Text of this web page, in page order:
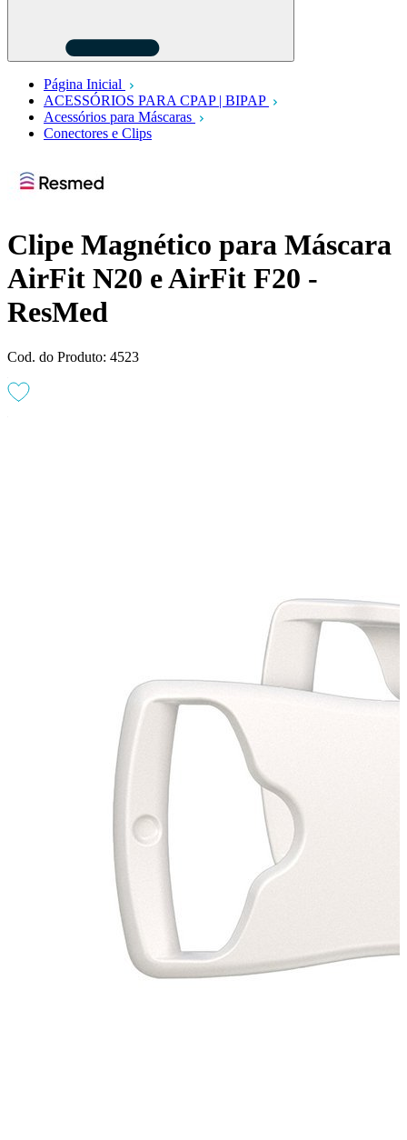
Página Inicial
ACESSÓRIOS PARA CPAP | BIPAP
Acessórios para Máscaras
Conectores e Clips
Clipe Magnético para Máscara
AirFit N20 e AirFit F20 -
ResMed
Cod. do Produto: 4523